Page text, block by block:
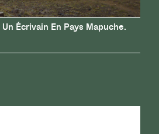
Écrivain En Pays Mapuche.